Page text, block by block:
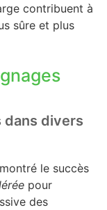
contribuent à
sûre et plus
dans divers
le succès
pour
des